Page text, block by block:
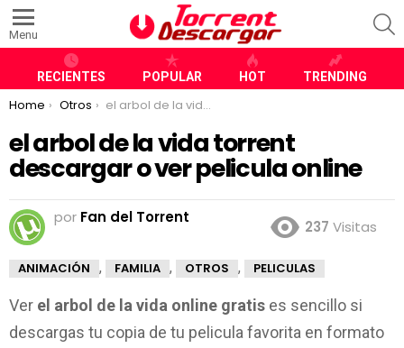
Menu
RECIENTES POPULAR HOT TRENDING
You are here:
Home Otros el arbol de la vida torrent descargar o ver pelicula online
el arbol de la vida torrent
descargar o ver pelicula online
por Fan del Torrent
237 Visitas
ANIMACIÓN , FAMILIA , OTROS , PELICULAS
Ver el arbol de la vida online gratis es sencillo si
descargas tu copia de tu pelicula favorita en formato